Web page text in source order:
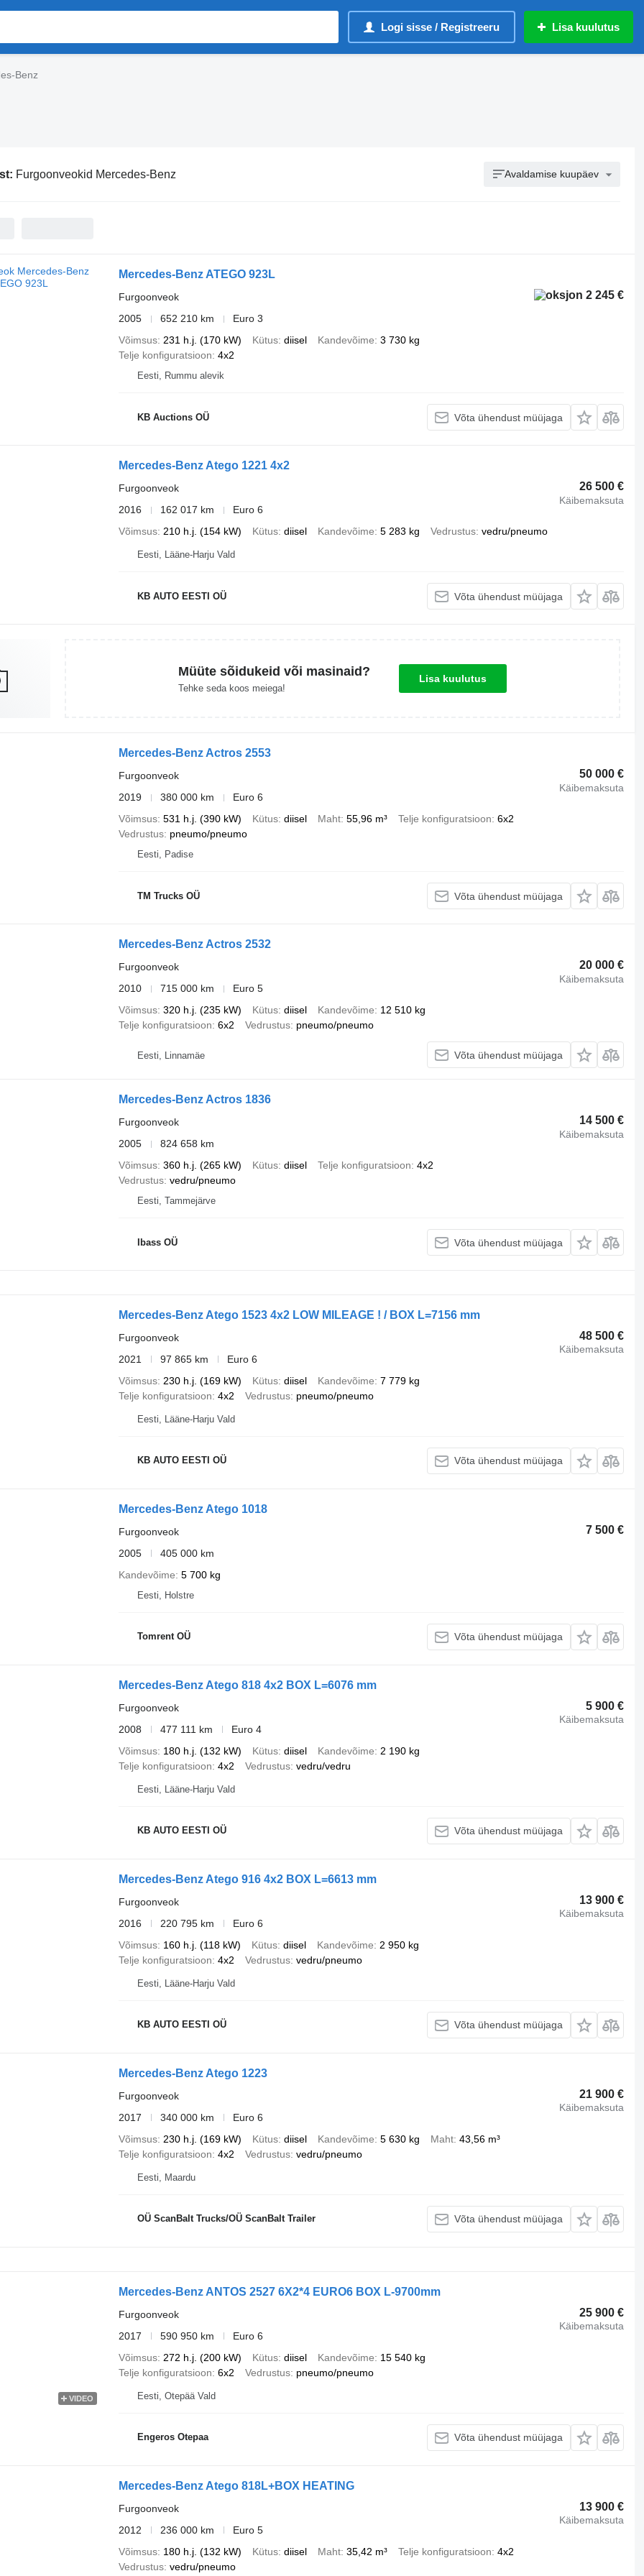
Logi sisse / Registreeru Lisa kuulutus
Benz
Furgoonveokid Mercedes-Benz Avaldamise kuupäev
Mercedes-Benz ATEGO 923L
2 245 €
Furgoonveok
2005
652 210 km
Euro 3
Võimsus 231 h.j. (170 kW) Kütus diisel Kandevõime 3 730 kg
Telje konfiguratsioon 4x2
Eesti, Rummu alevik
KB Auctions OÜ Võta ühendust müüjaga
Mercedes-Benz Atego 1221 4x2
26 500 €
Käibemaksuta
Furgoonveok
2016
162 017 km
Euro 6
Võimsus 210 h.j. (154 kW) Kütus diisel Kandevõime 5 283 kg Vedrustus vedru/pneumo
Eesti, Lääne-Harju Vald
KB AUTO EESTI OÜ Võta ühendust müüjaga
Müüte sõidukeid või masinaid?
Tehke seda koos meiega!
Lisa kuulutus
Mercedes-Benz Actros 2553
50 000 €
Käibemaksuta
Furgoonveok
2019
380 000 km
Euro 6
Võimsus 531 h.j. (390 kW) Kütus diisel Maht 55,96 m³ Telje konfiguratsioon 6x2
Vedrustus pneumo/pneumo
Eesti, Padise
TM Trucks OÜ Võta ühendust müüjaga
Mercedes-Benz Actros 2532
20 000 €
Käibemaksuta
Furgoonveok
2010
715 000 km
Euro 5
Võimsus 320 h.j. (235 kW) Kütus diisel Kandevõime
12 510 kg
Telje konfiguratsioon 6x2 Vedrustus pneumo/pneumo
Eesti, Linnamäe Võta ühendust müüjaga
Mercedes-Benz Actros 1836
14 500 €
Käibemaksuta
Furgoonveok
2005
824 658 km
Võimsus 360 h.j. (265 kW) Kütus diisel Telje konfiguratsioon 4x2
Vedrustus vedru/pneumo
Eesti, Tammejärve
Ibass OÜ Võta ühendust müüjaga
Mercedes-Benz Atego 1523 4x2 LOW MILEAGE ! / BOX L=7156 mm
48 500 €
Käibemaksuta
Furgoonveok
2021
97 865 km
Euro 6
Võimsus 230 h.j. (169 kW) Kütus diisel Kandevõime 7 779 kg
Telje konfiguratsioon 4x2 Vedrustus pneumo/pneumo
Eesti, Lääne-Harju Vald
KB AUTO EESTI OÜ Võta ühendust müüjaga
Mercedes-Benz Atego 1018
7 500 €
Furgoonveok
2005
405 000 km
Kandevõime 5 700 kg
Eesti, Holstre
Tomrent OÜ Võta ühendust müüjaga
Mercedes-Benz Atego 818 4x2 BOX L=6076 mm
5 900 €
Käibemaksuta
Furgoonveok
2008
477 111 km
Euro 4
Võimsus 180 h.j. (132 kW) Kütus diisel Kandevõime
2 190 kg
Telje konfiguratsioon 4x2 Vedrustus vedru/vedru
Eesti, Lääne-Harju Vald
KB AUTO EESTI OÜ Võta ühendust müüjaga
Mercedes-Benz Atego 916 4x2 BOX L=6613 mm
13 900 €
Käibemaksuta
Furgoonveok
2016
220 795 km
Euro 6
Võimsus 160 h.j. (118 kW) Kütus diisel Kandevõime
2 950 kg
Telje konfiguratsioon 4x2 Vedrustus vedru/pneumo
Eesti, Lääne-Harju Vald
KB AUTO EESTI OÜ Võta ühendust müüjaga
Mercedes-Benz Atego 1223
21 900 €
Käibemaksuta
Furgoonveok
2017
340 000 km
Euro 6
Võimsus 230 h.j. (169 kW) Kütus diisel Kandevõime 5 630 kg Maht 43,56 m³
Telje konfiguratsioon 4x2 Vedrustus vedru/pneumo
Eesti, Maardu
OÜ ScanBalt Trucks/OÜ ScanBalt Trailer Võta ühendust müüjaga
VIDEO
Mercedes-Benz ANTOS 2527 6X2*4 EURO6 BOX L-9700mm
25 900 €
Käibemaksuta
Furgoonveok
2017
590 950 km
Euro 6
Võimsus 272 h.j. (200 kW) Kütus diisel Kandevõime
15 540 kg
Telje konfiguratsioon 6x2 Vedrustus pneumo/pneumo
Eesti, Otepää Vald
Engeros Otepaa Võta ühendust müüjaga
Mercedes-Benz Atego 818L+BOX HEATING
13 900 €
Käibemaksuta
Furgoonveok
2012
236 000 km
Euro 5
Võimsus 180 h.j. (132 kW) Kütus diisel Maht 35,42 m³ Telje konfiguratsioon 4x2
Vedrustus vedru/pneumo